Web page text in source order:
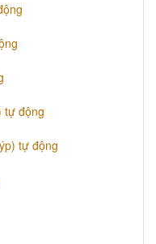
tự động
tự động